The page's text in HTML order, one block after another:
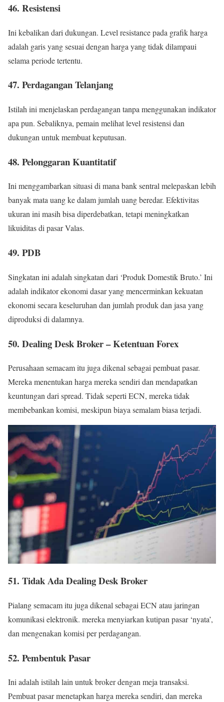
46. Resistensi
Ini kebalikan dari dukungan. Level resistance pada grafik harga
adalah garis yang sesuai dengan harga yang tidak dilampaui
selama periode tertentu.
47. Perdagangan Telanjang
Istilah ini menjelaskan perdagangan tanpa menggunakan indikator
apa pun. Sebaliknya, pemain melihat level resistensi dan
dukungan untuk membuat keputusan.
48. Pelonggaran Kuantitatif
Ini menggambarkan situasi di mana bank sentral melepaskan lebih
banyak mata uang ke dalam jumlah uang beredar. Efektivitas
ukuran ini masih bisa diperdebatkan, tetapi meningkatkan
likuiditas di pasar Valas.
49. PDB
Singkatan ini adalah singkatan dari ‘Produk Domestik Bruto.’ Ini
adalah indikator ekonomi dasar yang mencerminkan kekuatan
ekonomi secara keseluruhan dan jumlah produk dan jasa yang
diproduksi di dalamnya.
50. Dealing Desk Broker – Ketentuan Forex
Perusahaan semacam itu juga dikenal sebagai pembuat pasar.
Mereka menentukan harga mereka sendiri dan mendapatkan
keuntungan dari spread. Tidak seperti ECN, mereka tidak
membebankan komisi, meskipun biaya semalam biasa terjadi.
51. Tidak Ada Dealing Desk Broker
Pialang semacam itu juga dikenal sebagai ECN atau jaringan
komunikasi elektronik. mereka menyiarkan kutipan pasar ‘nyata’,
dan mengenakan komisi per perdagangan.
52. Pembentuk Pasar
Ini adalah istilah lain untuk broker dengan meja transaksi.
Pembuat pasar menetapkan harga mereka sendiri, dan mereka